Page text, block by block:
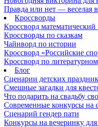
Правда или нет — веселая
Кроссворды
Кроссворд
Кроссворды по сказкам
Чайнворд по истории
Кроссворд «Российские
Кроссворд по
Блог
Сценарии детских
Смешные загадки для
Что подарить на свадьбу
Современные конкурсы на
Сценарий гендер пати
Конкурсы на вечеринку